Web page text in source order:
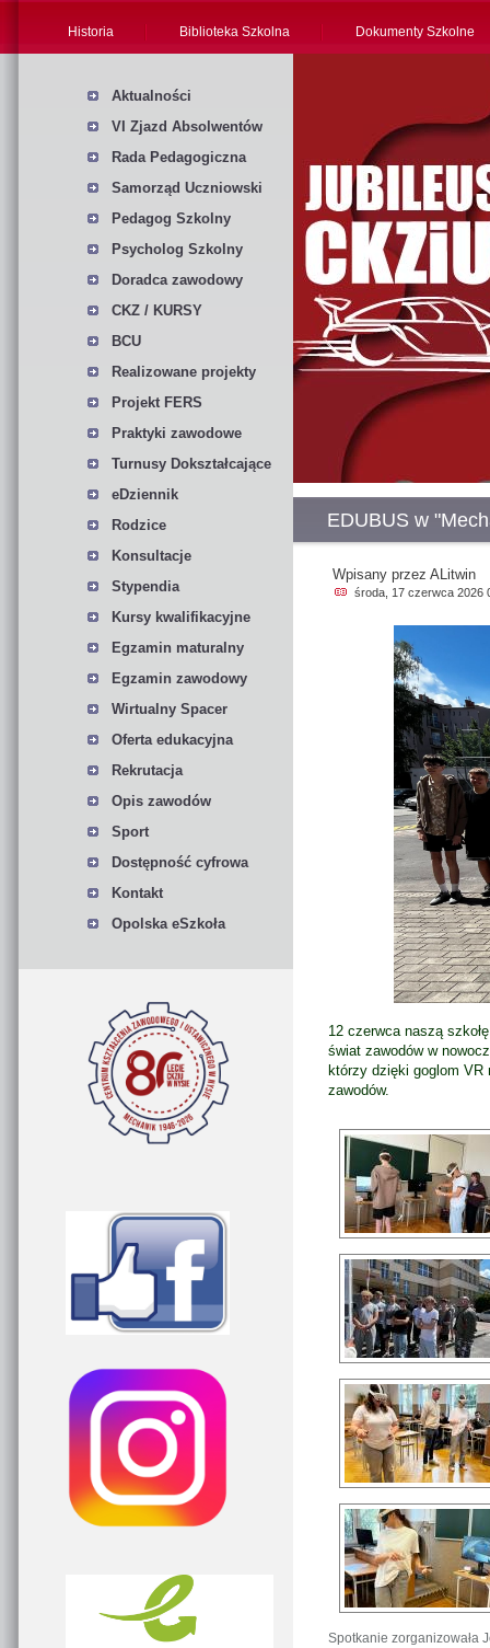
Historia Biblioteka Szkolna Dokumenty Szkolne
Aktualności
VI Zjazd Absolwentów
Rada Pedagogiczna
Samorząd Uczniowski
Pedagog Szkolny
Psycholog Szkolny
Doradca zawodowy
CKZ / KURSY
BCU
Realizowane projekty
Projekt FERS
Praktyki zawodowe
Turnusy Dokształcające
eDziennik
Rodzice
Konsultacje
Stypendia
Kursy kwalifikacyjne
Egzamin maturalny
Egzamin zawodowy
Wirtualny Spacer
Oferta edukacyjna
Rekrutacja
Opis zawodów
Sport
Dostępność cyfrowa
Kontakt
Opolska eSzkoła
EDUBUS w
Wpisany przez ALitwin
środa, 17 czerwca 2026
12 czerwca naszą
świat zawodów w
którzy dzięki goglom VR
zawodów.
Spotkanie zorganizowała